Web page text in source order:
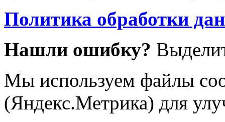
Политика обработки
Нашли ошибку?
Мы используем файлы
(Яндекс.Метрика) для